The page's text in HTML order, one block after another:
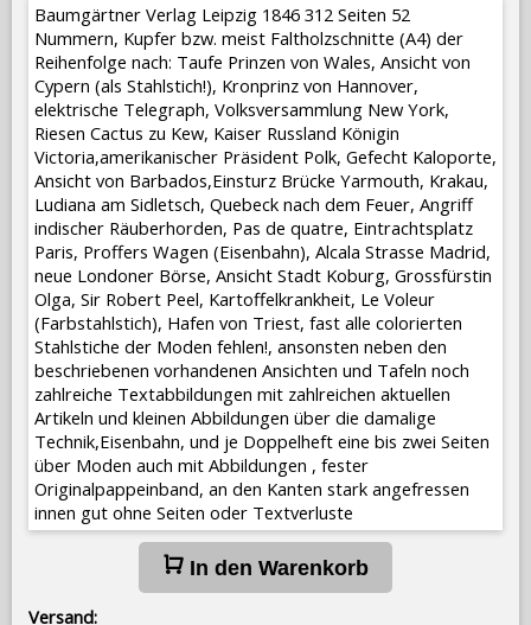
Baumgärtner Verlag Leipzig 1846 312 Seiten 52
Nummern, Kupfer bzw. meist Faltholzschnitte (A4) der
Reihenfolge nach: Taufe Prinzen von Wales, Ansicht von
Cypern (als Stahlstich!), Kronprinz von Hannover,
elektrische Telegraph, Volksversammlung New York,
Riesen Cactus zu Kew, Kaiser Russland Königin
Victoria,amerikanischer Präsident Polk, Gefecht Kaloporte,
Ansicht von Barbados,Einsturz Brücke Yarmouth, Krakau,
Ludiana am Sidletsch, Quebeck nach dem Feuer, Angriff
indischer Räuberhorden, Pas de quatre, Eintrachtsplatz
Paris, Proffers Wagen (Eisenbahn), Alcala Strasse Madrid,
neue Londoner Börse, Ansicht Stadt Koburg, Grossfürstin
Olga, Sir Robert Peel, Kartoffelkrankheit, Le Voleur
(Farbstahlstich), Hafen von Triest, fast alle colorierten
Stahlstiche der Moden fehlen!, ansonsten neben den
beschriebenen vorhandenen Ansichten und Tafeln noch
zahlreiche Textabbildungen mit zahlreichen aktuellen
Artikeln und kleinen Abbildungen über die damalige
Technik,Eisenbahn, und je Doppelheft eine bis zwei Seiten
über Moden auch mit Abbildungen , fester
Originalpappeinband, an den Kanten stark angefressen
innen gut ohne Seiten oder Textverluste
In den Warenkorb
Versand: